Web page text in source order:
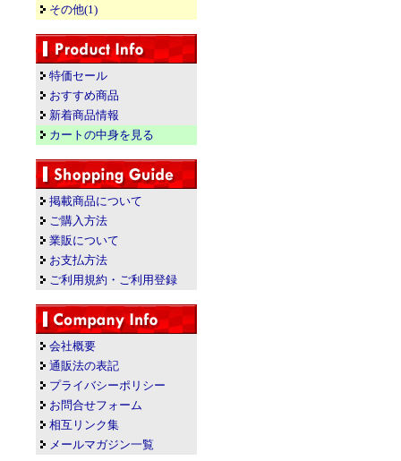
その他(1)
特価セール
おすすめ商品
新着商品情報
カートの中身を見る
掲載商品について
ご購入方法
業販について
お支払方法
ご利用規約・ご利用登録
会社概要
通販法の表記
プライバシーポリシー
お問合せフォーム
相互リンク集
メールマガジン一覧